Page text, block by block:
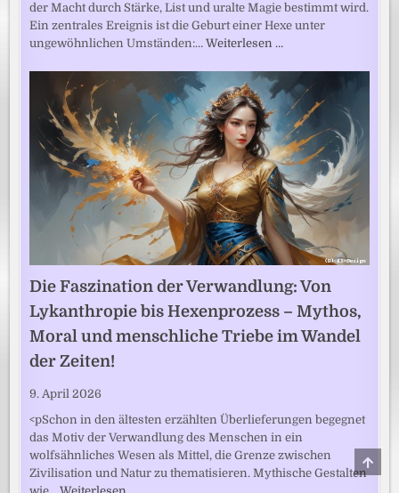
der Macht durch Stärke, List und uralte Magie bestimmt wird.
Ein zentrales Ereignis ist die Geburt einer Hexe unter
ungewöhnlichen Umständen:…Weiterlesen …
Die Faszination der Verwandlung: Von
Lykanthropie bis Hexenprozess – Mythos,
Moral und menschliche Triebe im Wandel
der Zeiten!
9. April 2026
<pSchon in den ältesten erzählten Überlieferungen begegnet
das Motiv der Verwandlung des Menschen in ein
wolfsähnliches Wesen als Mittel, die Grenze zwischen
Zivilisation und Natur zu thematisieren. Mythische Gestalten TO